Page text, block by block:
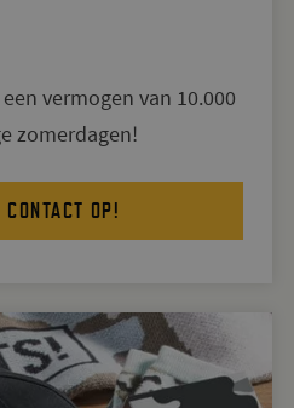
vermogen van 10.000
zomerdagen!
CONTACT OP!